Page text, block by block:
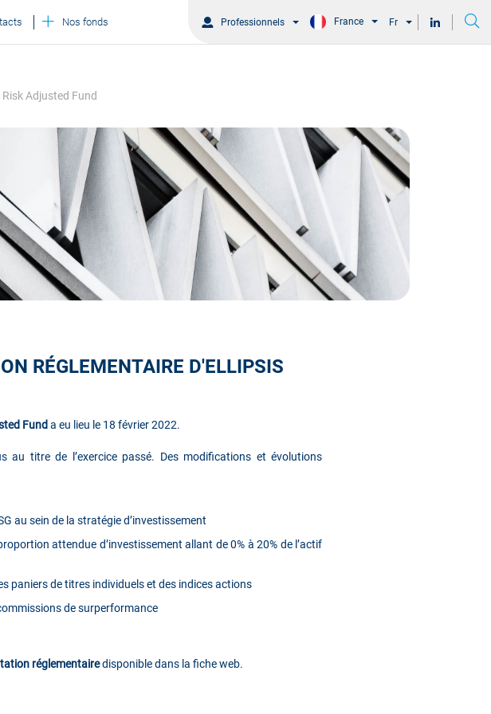
Professionnels France Fr
Nos fonds
Adjusted Fund
RÉGLEMENTAIRE D'ELLIPSIS
Fund a eu lieu le 18 février 2022.
titre de l’exercice passé. Des modifications et évolutions
au sein de la stratégie d’investissement
attendue d’investissement allant de 0% à 20% de l’actif
paniers de titres individuels et des indices actions
de surperformance
réglementairedisponible dans la fiche web.